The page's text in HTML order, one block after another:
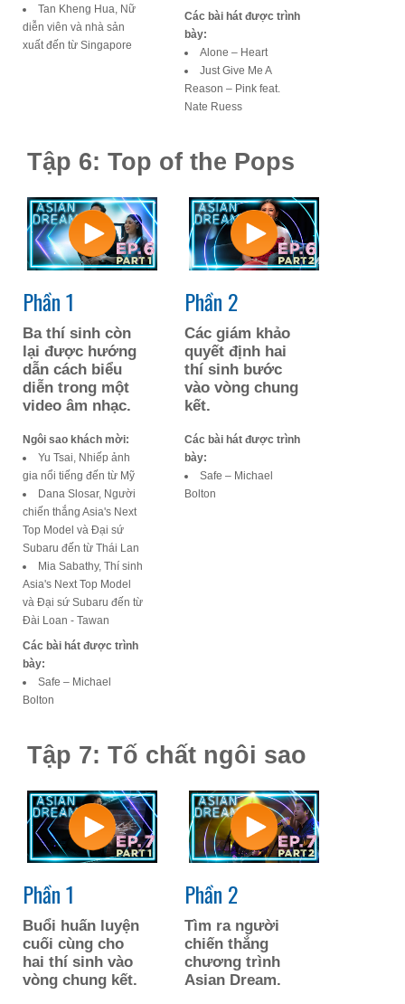
Tan Kheng Hua, Nữ
diễn viên và nhà sản
xuất đến từ Singapore
Các bài hát được trình
bày:
Alone – Heart
Just Give Me A
Reason – Pink feat.
Nate Ruess
Tập 6: Top of the Pops
Phần 1
Ba thí sinh còn
lại được hướng
dẫn cách biểu
diễn trong một
video âm nhạc.
Ngôi sao khách mời:
Yu Tsai, Nhiếp ảnh
gia nổi tiếng đến từ Mỹ
Dana Slosar, Người
chiến thắng Asia's Next
Top Model và Đại sứ
Subaru đến từ Thái Lan
Mia Sabathy, Thí sinh
Asia's Next Top Model
và Đại sứ Subaru đến từ
Đài Loan - Tawan
Các bài hát được trình
bày:
Safe – Michael
Bolton
Phần 2
Các giám khảo
quyết định hai
thí sinh bước
vào vòng chung
kết.
Các bài hát được trình
bày:
Safe – Michael
Bolton
Tập 7: Tố chất ngôi sao
Phần 1
Buổi huấn luyện
cuối cùng cho
hai thí sinh vào
vòng chung kết.
Phần 2
Tìm ra người
chiến thắng
chương trình
Asian Dream.